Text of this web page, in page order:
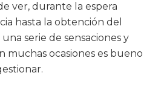
ver, durante la espera
hasta la obtención del
serie de sensaciones y
muchas ocasiones es bueno